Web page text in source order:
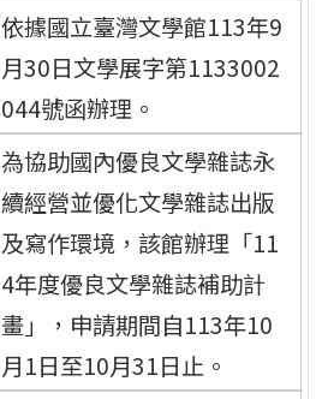
依據國立臺灣文學館113年9
月30日文學展字第1133002
044號函辦理。
為協助國內優良文學雜誌永
續經營並優化文學雜誌出版
及寫作環境，該館辦理「11
4年度優良文學雜誌補助計
畫」，申請期間自113年10
月1日至10月31日止。